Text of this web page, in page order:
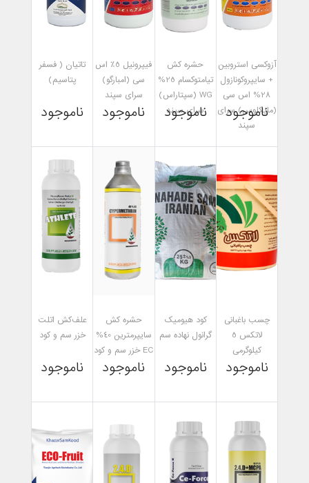
آزوکسی استروبین
+ سایپروکونازول
28% اس سی
(مایکلوس) سرای
ناموجود
حشره کش
تیامتوکسام 25%
WG (سپتاراس)
سرای سپند
ناموجود
مشاهده
فیپرونیل 5٪ اس
سی (امبارگو)
سرای سپند
ناموجود
مشاهده
تاتیان ( فسفر
پتاسیم)
ناموجود
مشاهده
چسب باغبانی
لاتکس 5
کیلوگرمی
ناموجود
کود هیومیک
گرانول نهاده سم
ناموجود
حشره کش
سایپرمترین 40%
ناموجود
علف‌کش اتلت
خزر سم و کود
ناموجود